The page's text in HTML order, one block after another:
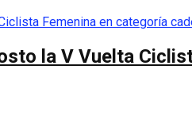
la V Vuelta